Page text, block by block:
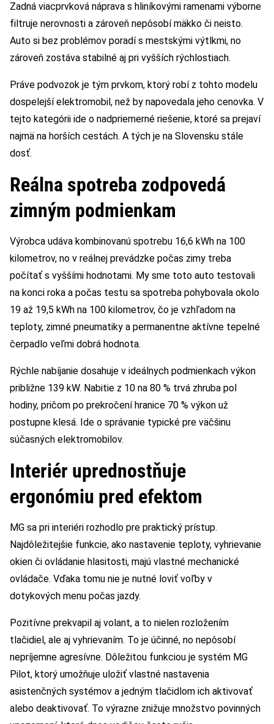
Zadná viacprvková náprava s hliníkovými ramenami výborne
filtruje nerovnosti a zároveň nepôsobí mäkko či neisto.
Auto si bez problémov poradí s mestskými výtlkmi, no
zároveň zostáva stabilné aj pri vyšších rýchlostiach.
Práve podvozok je tým prvkom, ktorý robí z tohto modelu
dospelejší elektromobil, než by napovedala jeho cenovka. V
tejto kategórii ide o nadpriemerné riešenie, ktoré sa prejaví
najmä na horších cestách. A tých je na Slovensku stále
dosť.
Reálna spotreba zodpovedá
zimným podmienkam
Výrobca udáva kombinovanú spotrebu 16,6 kWh na 100
kilometrov, no v reálnej prevádzke počas zimy treba
počítať s vyššími hodnotami. My sme toto auto testovali
na konci roka a počas testu sa spotreba pohybovala okolo
19 až 19,5 kWh na 100 kilometrov, čo je vzhľadom na
teploty, zimné pneumatiky a permanentne aktívne tepelné
čerpadlo veľmi dobrá hodnota.
Rýchle nabíjanie dosahuje v ideálnych podmienkach výkon
približne 139 kW. Nabitie z 10 na 80 % trvá zhruba pol
hodiny, pričom po prekročení hranice 70 % výkon už
postupne klesá. Ide o správanie typické pre väčšinu
súčasných elektromobilov.
Interiér uprednostňuje
ergonómiu pred efektom
MG sa pri interiéri rozhodlo pre praktický prístup.
Najdôležitejšie funkcie, ako nastavenie teploty, vyhrievanie
okien či ovládanie hlasitosti, majú vlastné mechanické
ovládače. Vďaka tomu nie je nutné loviť voľby v
dotykových menu počas jazdy.
Pozitívne prekvapil aj volant, a to nielen rozložením
tlačidiel, ale aj vyhrievaním. To je účinné, no nepôsobí
nepríjemne agresívne. Dôležitou funkciou je systém MG
Pilot, ktorý umožňuje uložiť vlastné nastavenia
asistenčných systémov a jedným tlačidlom ich aktivovať
alebo deaktivovať. To výrazne znižuje množstvo povinných